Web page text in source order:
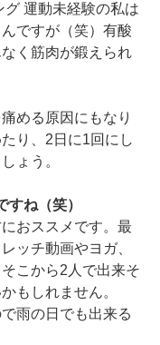
運動未経験の私は
ですが（笑）有酸
く筋肉が鍛えられ
める原因にもなり
り、2日に1回にし
ょう。
ね（笑）
おススメです。最
ッチ動画やヨガ、
こから2人で出来そ
もしれません。
雨の日でも出来る